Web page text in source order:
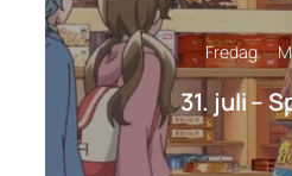
Fredag
31. juli –